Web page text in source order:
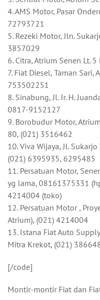
4. AMS Motor, Pasar
72793721
5. Rezeki Motor, Jln.
3857029
6. Citra, Atrium Senen Lt.
7. Fiat Diesel, Taman Sari,
753502251
8. Sinabung, Jl. Ir. H.
0817-9152127
9. Borobudur Motor,
80, (021) 3516462
10. Viva Wijaya, Jl.
(021) 6395935, 6295485
11. Persatuan Motor,
yg lama, 08161375331
4214004 (toko)
12. Persatuan Motor ,
Atrium), (021) 4214004
13. Istana Fiat Auto
Mitra Krekot, (021)
[/code]
Montir-montir Fiat dan